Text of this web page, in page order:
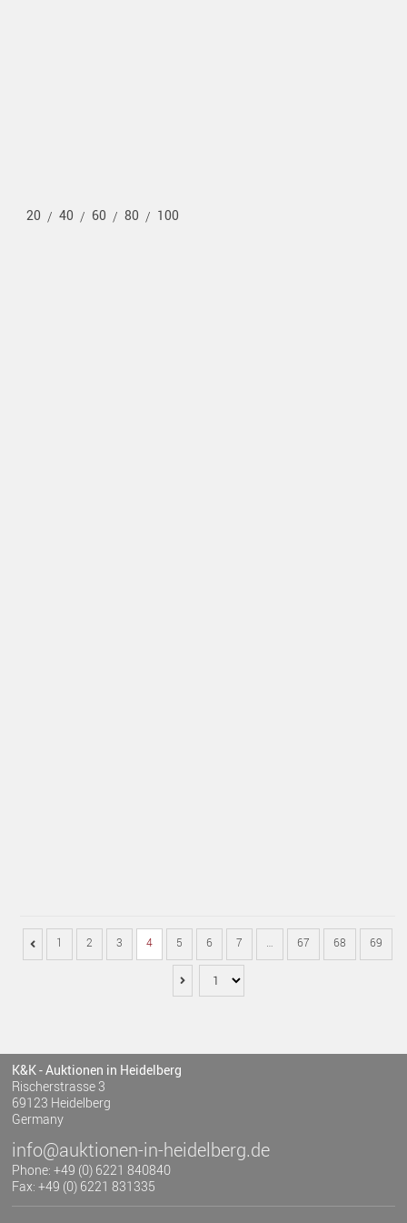
20 / 40 / 60 / 80 / 100
1 2 3 4 5 6 7 … 67 68 69
K&K - Auktionen in Heidelberg
Rischerstrasse 3
69123 Heidelberg
Germany
info@auktionen-in-heidelberg.de
Phone: +49 (0) 6221 840840
Fax: +49 (0) 6221 831335